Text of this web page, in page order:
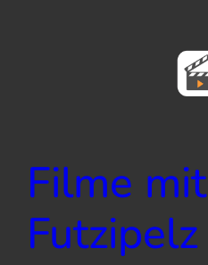
Filme mit
Futzipelz